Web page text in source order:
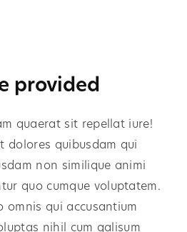
provided
quaerat sit repellat iure!
dolores quibusdam qui
non similique animi
quo cumque voluptatem.
omnis qui accusantium
nihil cum galisum